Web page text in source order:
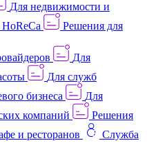
Для недвижимости и
Решения для
Для
Для служб
бизнеса
Для
компаний
Решения
и ресторанов
Служба